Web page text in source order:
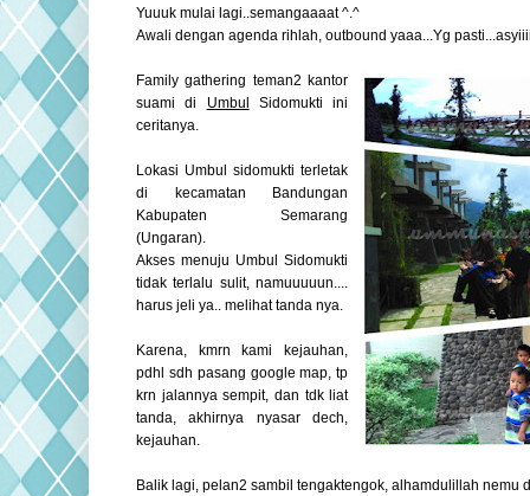
Yuuuk mulai lagi..semangaaaat ^.^
Awali dengan agenda rihlah, outbound yaaa...Yg
Family gathering teman2 kantor
suami di Umbul
Sidomukti ini
ceritanya.
Lokasi Umbul sidomukti terletak
di kecamatan Bandungan
Kabupaten Semarang
(Ungaran).
Akses menuju Umbul Sidomukti
tidak terlalu sulit, namuuuuun....
harus jeli ya.. melihat tanda nya.
Karena, kmrn kami kejauhan,
pdhl sdh pasang google map, tp
krn jalannya sempit, dan tdk liat
tanda, akhirnya nyasar dech,
kejauhan.
Balik lagi, pelan2 sambil tengaktengok, alhamdulillah nemu